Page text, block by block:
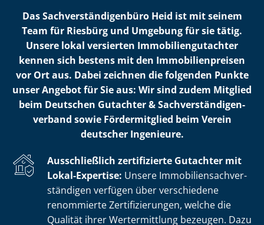
Das Sach­ver­stän­di­gen­bü­ro Heid ist mit seinem
Team für Riesbürg und Umgebung für sie tätig.
Unsere lokal versierten Im­mo­bi­li­en­gut­ach­ter
kennen sich bestens mit den Im­mo­bi­li­en­prei­sen
vor Ort aus. Dabei zeichnen die folgenden Punkte
unser Angebot für Sie aus: Wir sind zudem Mitglied
beim Deutschen Gutachter & Sach­ver­stän­di­gen­
ver­band sowie Fördermitglied beim Verein
deutscher Ingenieure.
Ausschließlich zertifizierte Gutachter mit
Lokal-Expertise: Unsere Im­mo­bi­li­en­sach­ver­
stän­di­gen verfügen über verschiedene
renommierte Zer­ti­fi­zie­run­gen, welche die
Qualität ihrer Wertermittlung bezeugen. Dazu